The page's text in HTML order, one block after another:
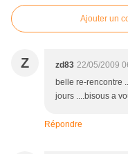
Ajouter un
Z zd83 22/05/2009
belle re-rencontre
jours ....bisous a
Répondre